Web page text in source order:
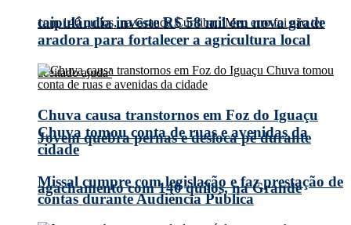
Jovem quebra pernas e desloca pé durante
agachamento com 140 quilos, na Grande
taipulândia investe R$ 58 mil em nova grade
aradora para fortalecer a agricultura local
Chuva causa transtornos em Foz do Iguaçu
Chuva tomou conta de ruas e avenidas da
cidade
Missal cumpre com legislação e faz prestação de
contas durante Audiência Pública